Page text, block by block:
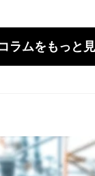
ラムをもっと